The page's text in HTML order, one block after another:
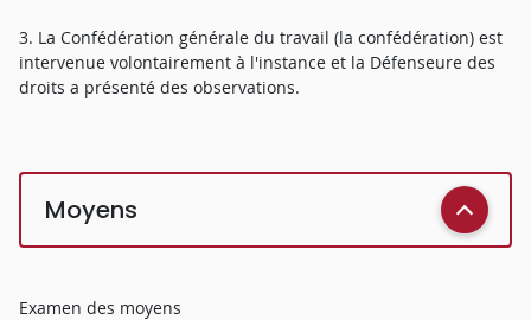
3. La Confédération générale du travail (la confédération) est
intervenue volontairement à l'instance et la Défenseure des
droits a présenté des observations.
Moyens
Examen des moyens